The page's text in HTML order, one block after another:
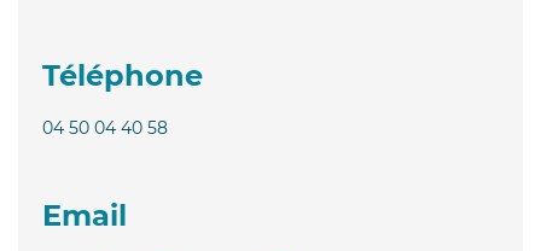
Téléphone
04 50 04 40 58
Email